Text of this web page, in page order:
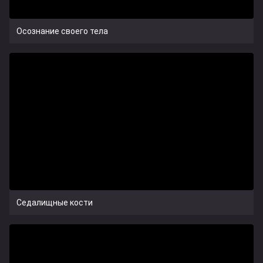
Осознание своего тела
Седалищные кости